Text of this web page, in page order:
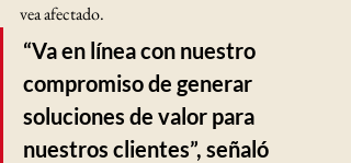
vea afectado.
“Va en línea con nuestro
compromiso de generar
soluciones de valor para
nuestros clientes”, señaló